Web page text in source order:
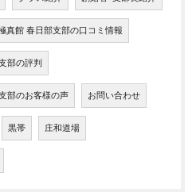
真館 春日部支部の口コミ情報
部の評判
部のお客様の声 お問い合わせ
黒帯 庄和道場